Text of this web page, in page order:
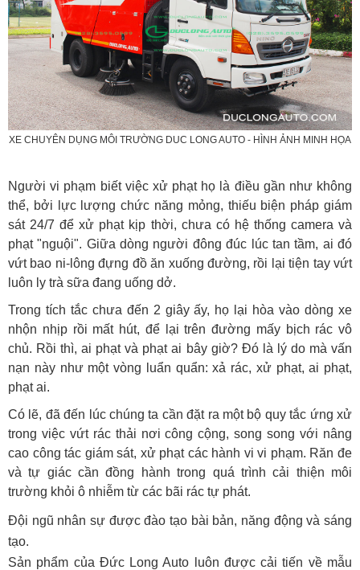
XE CHUYÊN DỤNG MÔI TRƯỜNG DUC LONG AUTO - HÌNH ẢNH MINH HỌA
Người vi phạm biết việc xử phạt họ là điều gần như không
thể, bởi lực lượng chức năng mỏng, thiếu biện pháp giám
sát 24/7 để xử phạt kịp thời, chưa có hệ thống camera và
phạt "nguội". Giữa dòng người đông đúc lúc tan tầm, ai đó
vứt bao ni-lông đựng đồ ăn xuống đường, rồi lại tiện tay vứt
luôn ly trà sữa đang uống dở.
Trong tích tắc chưa đến 2 giây ấy, họ lại hòa vào dòng xe
nhộn nhịp rồi mất hút, để lại trên đường mấy bịch rác vô
chủ. Rồi thì, ai phạt và phạt ai bây giờ? Đó là lý do mà vấn
nạn này như một vòng luẩn quẩn: xả rác, xử phạt, ai phạt,
phạt ai.
Có lẽ, đã đến lúc chúng ta cần đặt ra một bộ quy tắc ứng xử
trong việc vứt rác thải nơi công cộng, song song với nâng
cao công tác giám sát, xử phạt các hành vi vi phạm. Răn đe
và tự giác cần đồng hành trong quá trình cải thiện môi
trường khỏi ô nhiễm từ các bãi rác tự phát.
Đội ngũ nhân sự được đào tạo bài bản, năng động và sáng
tạo.
Sản phẩm của Đức Long Auto luôn được cải tiến về mẫu